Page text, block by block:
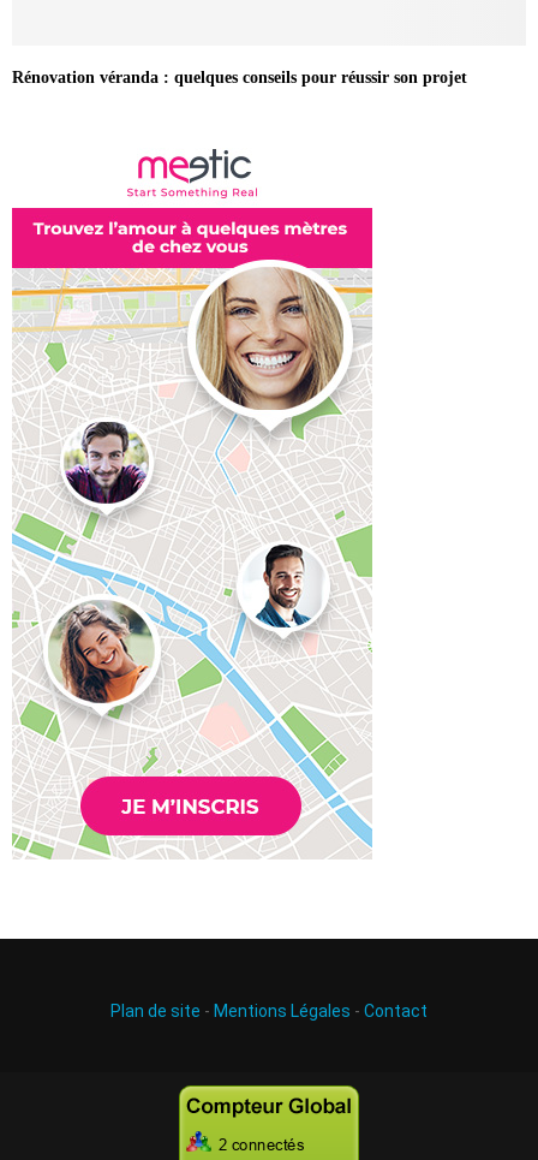
Rénovation véranda : quelques conseils pour réussir son projet
Plan de site - Mentions Légales - Contact